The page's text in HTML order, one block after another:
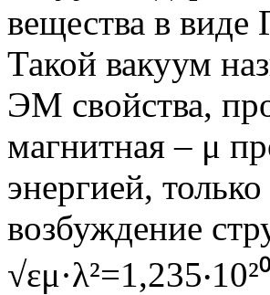
вещества в виде
Такой вакуум
ЭМ свойства,
магнитная – μ
энергией,
возбуждение